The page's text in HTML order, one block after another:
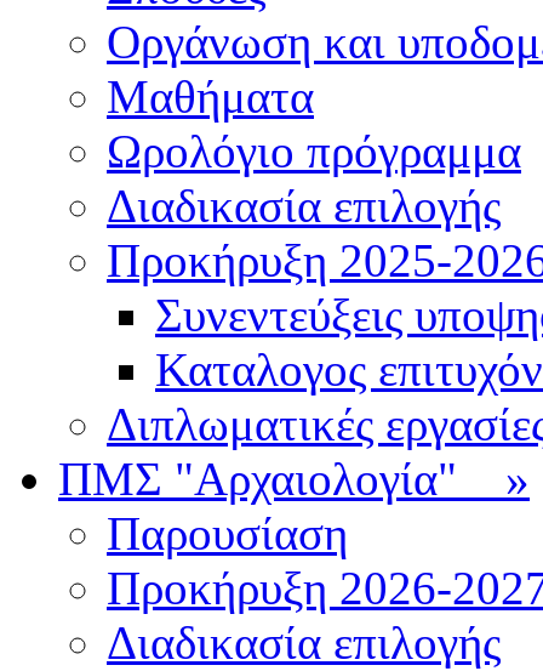
Οργάνωση και
Μαθήματα
Ωρολόγιο πρόγραμμα
Διαδικασία επιλογής
Πρoκήρυξη 2025-
Συνεντεύξεις
Καταλογος
Διπλωματικές
ΠΜΣ "Αρχαιολογία" »
Παρουσίαση
Προκήρυξη 2026-
Διαδικασία επιλογής